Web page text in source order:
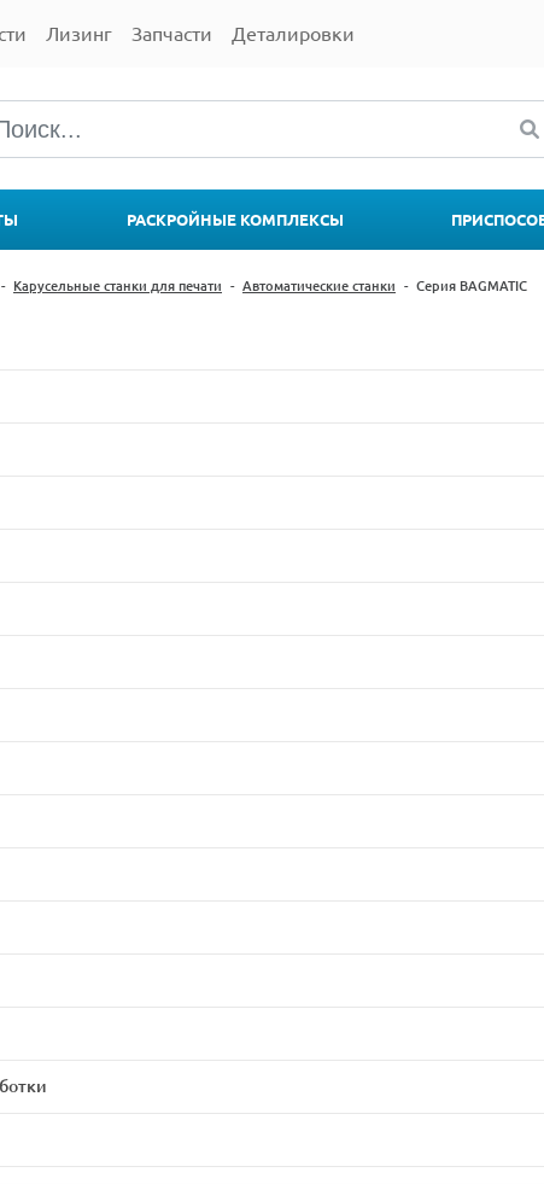
Лизинг Запчасти Деталировки
РАСКРОЙНЫЕ КОМПЛЕКСЫ
- Карусельные станки для печати - Автоматические станки - Серия BAGMATIC